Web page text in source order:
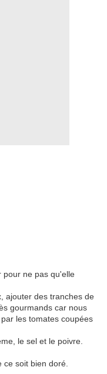
pour ne pas qu'elle
ajouter des tranches de
gourmands car nous
les tomates coupées
le sel et le poivre.
soit bien doré.